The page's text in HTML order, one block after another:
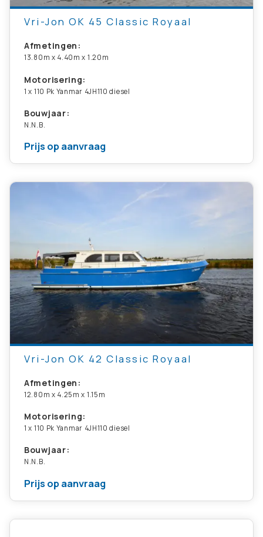
Vri-Jon OK 45 Classic Royaal
Afmetingen:
13.80m x 4.40m x 1.20m
Motorisering:
1 x 110 Pk Yanmar 4JH110 diesel
Bouwjaar:
N.N.B.
Prijs op aanvraag
Vri-Jon OK 42 Classic Royaal
Afmetingen:
12.80m x 4.25m x 1.15m
Motorisering:
1 x 110 Pk Yanmar 4JH110 diesel
Bouwjaar:
N.N.B.
Prijs op aanvraag